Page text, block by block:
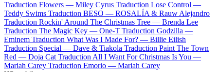
Traduction Flowers — Miley Cyrus Traduction Lose Control —
Teddy Swims Traduction BESO — ROSALÍA & Rauw Alejandro
Traduction Rockin' Around The Christmas Tree — Brenda Lee
Traduction The Magic Key — One-T Traduction Godzilla —
Eminem Traduction What Was I Made For? — Billie Eilish
Traduction Special — Dave & Tiakola Traduction Paint The Town
Red — Doja Cat Traduction All I Want For Christmas Is You —
Mariah Carey Traduction Emorio — Mariah Carey